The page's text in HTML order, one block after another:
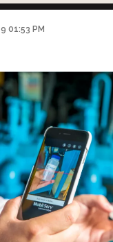
01:53 PM